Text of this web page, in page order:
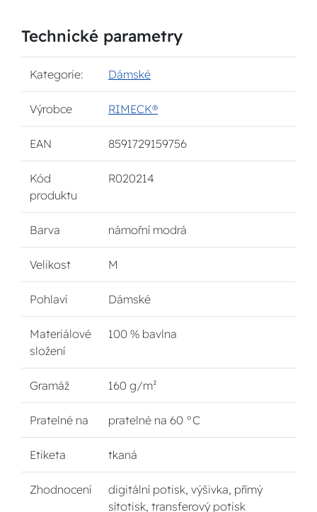
Technické parametry
Kategorie: Dámské
Výrobce RIMECK®
EAN 8591729159756
Kód
produktu
R020214
Barva námořní modrá
Velikost M
Pohlaví Dámské
Materiálové
složení
100 % bavlna
Gramáž 160 g/m²
Pratelné na pratelné na 60 °C
Etiketa tkaná
Zhodnocení
digitální potisk, výšivka, přímý
sítotisk, transferový potisk